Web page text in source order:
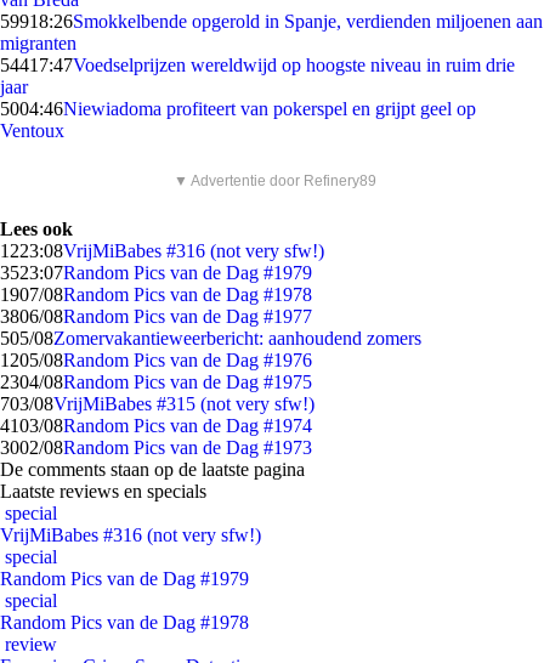
59918:26Smokkelbende opgerold in Spanje, verdienden miljoenen aan
migranten
54417:47Voedselprijzen wereldwijd op hoogste niveau in ruim drie
jaar
5004:46Niewiadoma profiteert van pokerspel en grijpt geel op
Ventoux
▼ Advertentie door Refinery89
Lees ook
1223:08VrijMiBabes #316 (not very sfw!)
3523:07Random Pics van de Dag #1979
1907/08Random Pics van de Dag #1978
3806/08Random Pics van de Dag #1977
505/08Zomervakantieweerbericht: aanhoudend zomers
1205/08Random Pics van de Dag #1976
2304/08Random Pics van de Dag #1975
703/08VrijMiBabes #315 (not very sfw!)
4103/08Random Pics van de Dag #1974
3002/08Random Pics van de Dag #1973
De comments staan op de laatste pagina
Laatste reviews en specials
special
VrijMiBabes #316 (not very sfw!)
special
Random Pics van de Dag #1979
special
Random Pics van de Dag #1978
review